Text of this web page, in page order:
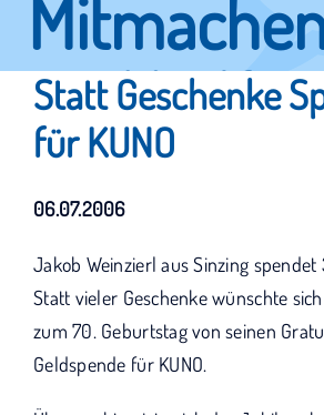
und
Hier erfahren Sie, wie fleißige
Statt Geschenke
für KUNO
06.07.2006
Jakob Weinzierl aus Sinzing
Statt vieler Geschenke wünschte
zum 70. Geburtstag von seinen
Geldspende für KUNO.